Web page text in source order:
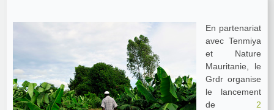
En partenariat
avec Tenmiya
et Nature
Mauritanie, le
Grdr organise
le lancement
de 2